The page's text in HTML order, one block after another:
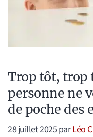
Trop tôt, trop
personne ne
de poche des
28 juillet 2025 parLéo